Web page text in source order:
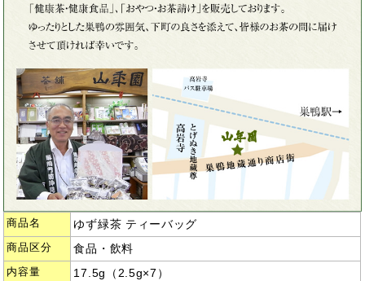
商品名 ゆず緑茶 ティーバッグ
商品区分 食品・飲料
内容量 17.5g（2.5g×7）